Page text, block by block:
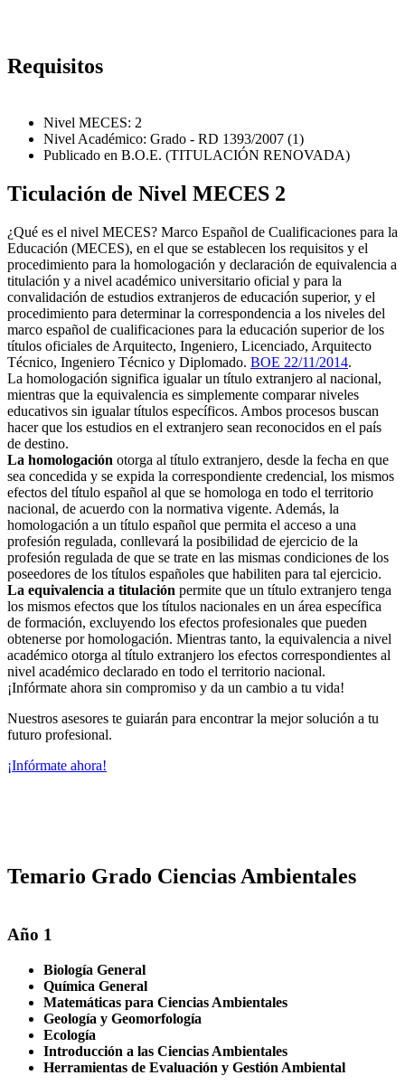
Requisitos
Nivel MECES: 2
Nivel Académico: Grado - RD 1393/2007 (1)
Publicado en B.O.E. (TITULACIÓN RENOVADA)
Ticulación de Nivel MECES 2
¿Qué es el nivel MECES? Marco Español de Cualificaciones para la
Educación (MECES), en el que se establecen los requisitos y el
procedimiento para la homologación y declaración de equivalencia a
titulación y a nivel académico universitario oficial y para la
convalidación de estudios extranjeros de educación superior, y el
procedimiento para determinar la correspondencia a los niveles del
marco español de cualificaciones para la educación superior de los
títulos oficiales de Arquitecto, Ingeniero, Licenciado, Arquitecto
Técnico, Ingeniero Técnico y Diplomado. BOE 22/11/2014.
La homologación significa igualar un título extranjero al nacional,
mientras que la equivalencia es simplemente comparar niveles
educativos sin igualar títulos específicos. Ambos procesos buscan
hacer que los estudios en el extranjero sean reconocidos en el país
de destino.
La homologación otorga al título extranjero, desde la fecha en que
sea concedida y se expida la correspondiente credencial, los mismos
efectos del título español al que se homologa en todo el territorio
nacional, de acuerdo con la normativa vigente. Además, la
homologación a un título español que permita el acceso a una
profesión regulada, conllevará la posibilidad de ejercicio de la
profesión regulada de que se trate en las mismas condiciones de los
poseedores de los títulos españoles que habiliten para tal ejercicio.
La equivalencia a titulación permite que un título extranjero tenga
los mismos efectos que los títulos nacionales en un área específica
de formación, excluyendo los efectos profesionales que pueden
obtenerse por homologación. Mientras tanto, la equivalencia a nivel
académico otorga al título extranjero los efectos correspondientes al
nivel académico declarado en todo el territorio nacional.
¡Infórmate ahora sin compromiso y da un cambio a tu vida!
Nuestros asesores te guiarán para encontrar la mejor solución a tu
futuro profesional.
¡Infórmate ahora!
Temario Grado Ciencias Ambientales
Año 1
Biología General
Química General
Matemáticas para Ciencias Ambientales
Geología y Geomorfología
Ecología
Introducción a las Ciencias Ambientales
Herramientas de Evaluación y Gestión Ambiental